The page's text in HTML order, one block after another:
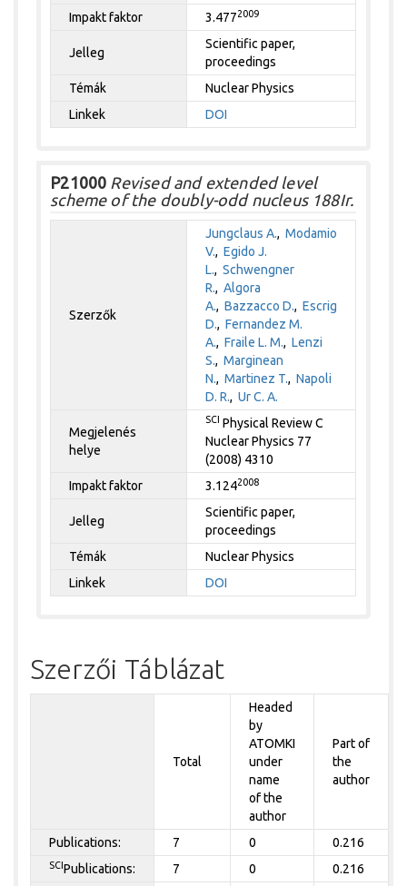
Impakt faktor
3.4772009
Jelleg
Scientific paper,
proceedings
Témák
Nuclear Physics
Linkek
DOI
P21000 Revised and extended level
scheme of the doubly-odd nucleus 188Ir.
Szerzők
Jungclaus A.,Modamio
V.,Egido J.
L.,Schwengner
R.,Algora
A.,Bazzacco D.,Escrig
D.,Fernandez M.
A.,Fraile L. M.,Lenzi
S.,Marginean
N.,Martinez T.,Napoli
D. R.,Ur C. A.
Megjelenés
helye
SCI Physical Review C
Nuclear Physics 77
(2008) 4310
Impakt faktor
3.1242008
Jelleg
Scientific paper,
proceedings
Témák
Nuclear Physics
Linkek
DOI
Szerzői Táblázat
Total
Headed
by
ATOMKI
under
name
of the
author
Part of
the
author
Publications: 7 0 0.216
SCIPublications: 7 0 0.216